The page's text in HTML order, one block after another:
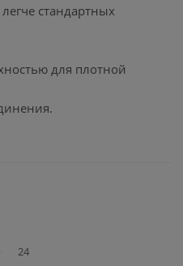
стандартных
для плотной
24